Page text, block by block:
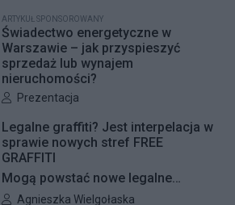
remonty infrastruktury dla pieszych
i rowerzystów. Oferty w
przetargach zostały już otwarte, a
jeśli wszystko przebiegnie zgodnie
z planem, nowe nawierzchnie
pojawią się jeszcze w tym roku.
ARTYKUŁ SPONSOROWANY
Świadectwo energetyczne w
Warszawie – jak przyspieszyć
sprzedaż lub wynajem
nieruchomości?
Autor artykułu:
Prezentacja
Legalne graffiti? Jest interpelacja w
sprawie nowych stref FREE
GRAFFITI
Mogą powstać nowe legalne
miejsca do wykonywania graffiti.
Autor artykułu:
Agnieszka Wielgołaska